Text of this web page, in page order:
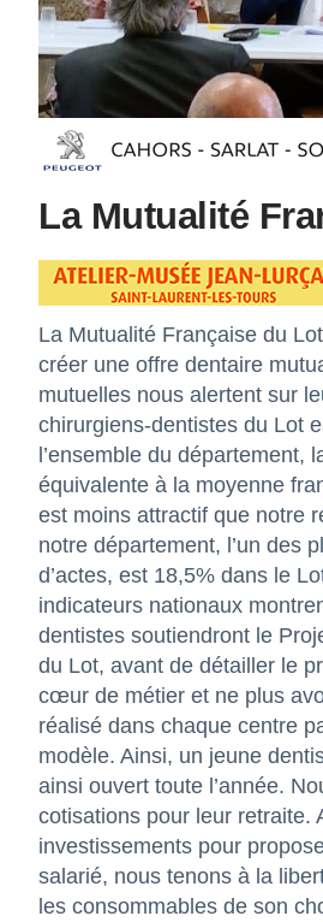
La Mutualité
La Mutualité Française du
créer une offre dentaire
mutuelles nous alertent sur
chirurgiens-dentistes du Lot
l’ensemble du
équivalente à la moyenne
est moins attractif que notre
notre département, l’un des
d’actes, est 18,5% dans le
indicateurs nationaux
dentistes soutiendront le
du Lot, avant de détailler le
cœur de métier et ne plus
réalisé dans chaque centre
modèle. Ainsi, un jeune
ainsi ouvert toute l’année.
cotisations pour leur retraite.
investissements pour
salarié, nous tenons à la
les consommables de son